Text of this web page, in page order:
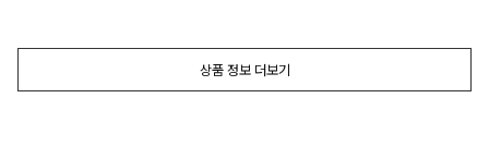
상품 정보 더보기